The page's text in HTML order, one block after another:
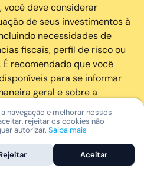
você deve considerar
de seus investimentos à
necessidades de
fiscais, perfil de risco ou
recomendado que você
para se informar
geral e sobre a
Questões fiscais ou
realizados através da
pelos próprios clientes. A
fornecem nenhum tipo de
navegação e melhorar nossos
rejeitar os cookies não
autorizar. Saiba mais
Aceitar